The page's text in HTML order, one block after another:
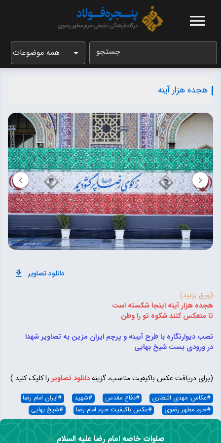
جستجو همه موضوعات
هجده هزار آینه
دانلود تصاویر
(ورق بزنید)
هجده هزار آینه اینجا شکسته است
تا منعکس کنند شکوه تو را وطن
نصب دیوارنگاره با طرح آیینه و پرچم ایران مزین به تصاویر شهدا
در ورودی بست شیخ بهایی
(برای دریافت عکس باکیفیت مناسب، گزینهدانلود تصاویر را کلیک کنید.)
#عکاس: مهدی انتظاری #دفاع مقدس #شهید #ایران امام رضا
#حرم مطهر رضوی #عکس باکیفیت حرم امام رضا #شیخ بهایی
صلوات خاصه امام رضا علیه السلام